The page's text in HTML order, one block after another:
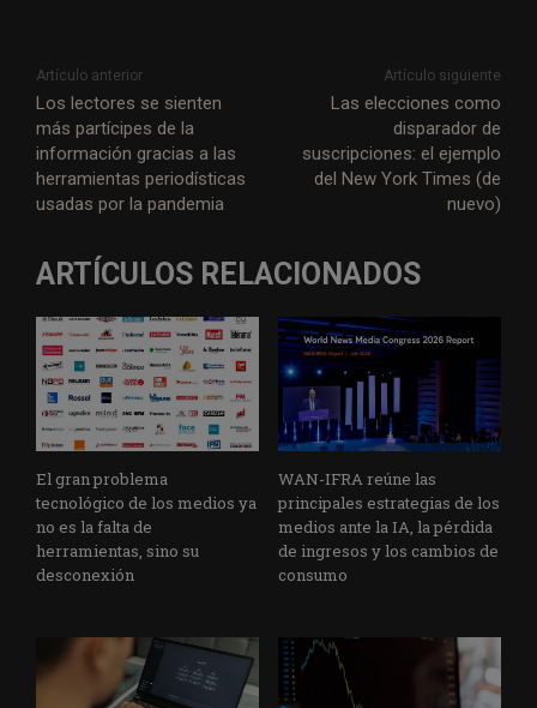
Artículo anterior
Los lectores se sienten
más partícipes de la
información gracias a las
herramientas periodísticas
usadas por la pandemia
Artículo siguiente
Las elecciones como
disparador de
suscripciones: el ejemplo
del New York Times (de
nuevo)
ARTÍCULOS RELACIONADOS
El gran problema
tecnológico de los medios ya
no es la falta de
herramientas, sino su
desconexión
WAN-IFRA reúne las
principales estrategias de los
medios ante la IA, la pérdida
de ingresos y los cambios de
consumo